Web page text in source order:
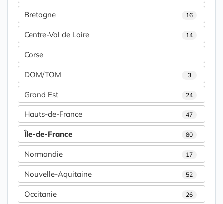
Bretagne 16
Centre-Val de Loire 14
Corse
DOM/TOM 3
Grand Est 24
Hauts-de-France 47
Île-de-France 80
Normandie 17
Nouvelle-Aquitaine 52
Occitanie 26